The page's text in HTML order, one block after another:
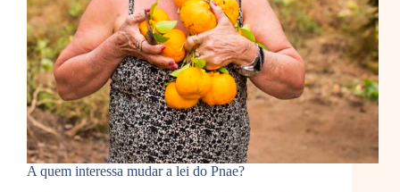
A quem interessa mudar a lei do Pnae?